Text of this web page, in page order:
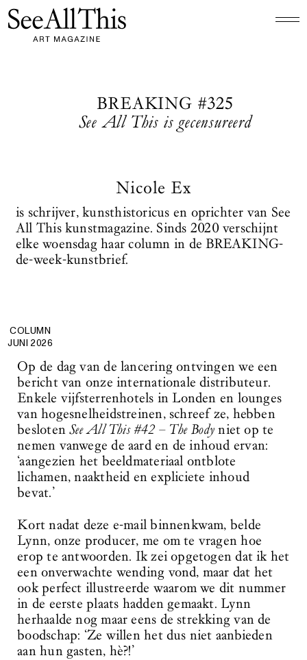
Logo See All This, linkt naar de homepage
BREAKING #325
See All This is gecensureerd
Nicole Ex
is schrijver, kunsthistoricus en oprichter van See
All This kunstmagazine. Sinds 2020 verschijnt
elke woensdag haar column in de BREAKING-
de-week-kunstbrief.
COLUMN
JUNI 2026
Op de dag van de lancering ontvingen we een
bericht van onze internationale distributeur.
Enkele vijfsterrenhotels in Londen en lounges
van hogesnelheidstreinen, schreef ze, hebben
beslotenSee All This #42 – The Body niet op te
nemen vanwege de aard en de inhoud ervan:
‘aangezien het beeldmateriaal ontblote
lichamen, naaktheid en expliciete inhoud
bevat.’
Kort nadat deze e-mail binnenkwam, belde
Lynn, onze producer, me om te vragen hoe
erop te antwoorden. Ik zei opgetogen dat ik het
een onverwachte wending vond, maar dat het
ook perfect illustreerde waarom we dit nummer
in de eerste plaats hadden gemaakt. Lynn
herhaalde nog maar eens de strekking van de
boodschap: ‘Ze willen het dus niet aanbieden
aan hun gasten, hè?!’